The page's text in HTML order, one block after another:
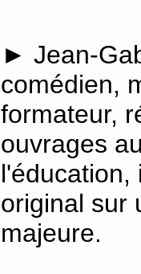
► Jean-
comédien,
formateur,
ouvrages
l'éducation,
original sur
majeure.